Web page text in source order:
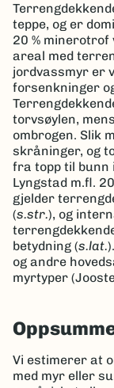
teppe, og er
20 %
areal med
jordvassmyr er
forsenkninger
torvsøylen,
ombrogen. Slik
skråninger, og
fra topp til bunn
Lyngstad m.fl.
gjelder
(s.str.), og
betydning (s.lat.
og andre
myrtyper
Vi estimerer at
med myr eller